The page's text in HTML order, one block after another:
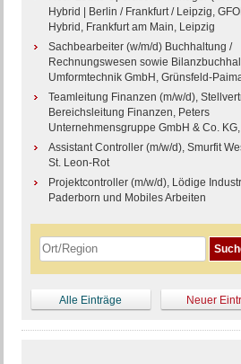
Hybrid | Berlin / Frankfurt / Leipzig,
Hybrid, Frankfurt am Main, Leipzig
Sachbearbeiter (w/m/d) Buchhaltung /
Rechnungswesen sowie
Umformtechnik GmbH, Grünsfeld-
Teamleitung Finanzen (m/w/d),
Bereichsleitung Finanzen, Peters
Unternehmensgruppe GmbH & Co.
Assistant Controller (m/w/d), Smurfit
St. Leon-Rot
Projektcontroller (m/w/d), Lödige
Paderborn und Mobiles Arbeiten
Alle Einträge Neuer